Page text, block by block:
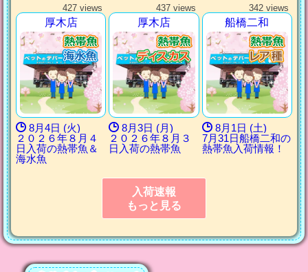
427 views
厚木店
8月4日 (火)
２０２６年８月４
日入荷の熱帯魚＆
海水魚
437 views
厚木店
8月3日 (月)
２０２６年８月３
日入荷の熱帯魚
342 views
船橋二和
8月1日 (土)
7月31日船橋二和の
熱帯魚入荷情報！
入荷速報
もっと見る